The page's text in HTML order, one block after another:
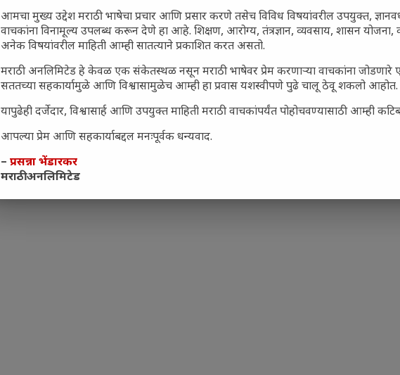
आमचा मुख्य उद्देश मराठी भाषेचा प्रचार आणि प्रसार करणे तसेच विविध विषयांवरील उपयुक्त,
वाचकांना विनामूल्य उपलब्ध करून देणे हा आहे. शिक्षण, आरोग्य, तंत्रज्ञान, व्यवसाय, शासन
अनेक विषयांवरील माहिती आम्ही सातत्याने प्रकाशित करत असतो.
मराठी अनलिमिटेड हे केवळ एक संकेतस्थळ नसून मराठी भाषेवर प्रेम करणाऱ्या वाचकांना
सततच्या सहकार्यामुळे आणि विश्वासामुळेच आम्ही हा प्रवास यशस्वीपणे पुढे चालू ठेवू शकलो आहोत.
यापुढेही दर्जेदार, विश्वासार्ह आणि उपयुक्त माहिती मराठी वाचकांपर्यंत पोहोचवण्यासाठी आम्ही
आपल्या प्रेम आणि सहकार्याबद्दल मनःपूर्वक धन्यवाद.
– प्रसन्ना भेंडारकर
मराठी अनलिमिटेड